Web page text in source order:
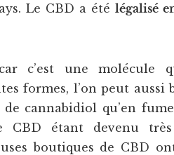
Le CBD a étélégalisé
c’est une molécule
formes, l’on peut aussi
de cannabidiol qu’en
CBD étant devenu
boutiques de CBD